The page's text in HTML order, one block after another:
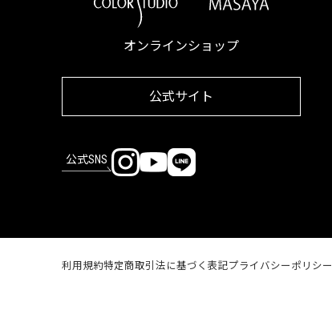
オンラインショップ
公式サイト
公式SNS
利用規約特定商取引法に基づく表記プライバシーポリシー